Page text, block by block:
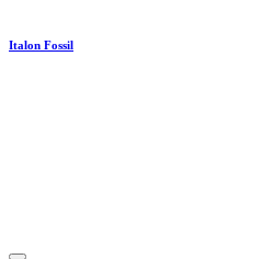
Italon Fossil